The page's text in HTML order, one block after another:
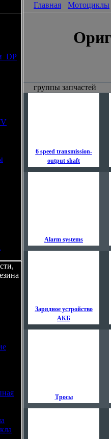
DP
Главная Мотоциклы
группы запчастей
6 speed transmission-
output shaft
Alarm systems
Зарядное устройство
АКБ
Тросы